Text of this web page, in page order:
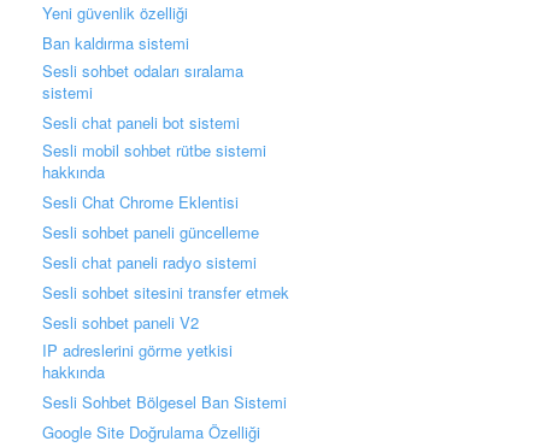
Yeni güvenlik özelliği
Ban kaldırma sistemi
Sesli sohbet odaları sıralama
sistemi
Sesli chat paneli bot sistemi
Sesli mobil sohbet rütbe sistemi
hakkında
Sesli Chat Chrome Eklentisi
Sesli sohbet paneli güncelleme
Sesli chat paneli radyo sistemi
Sesli sohbet sitesini transfer etmek
Sesli sohbet paneli V2
IP adreslerini görme yetkisi
hakkında
Sesli Sohbet Bölgesel Ban Sistemi
Google Site Doğrulama Özelliği